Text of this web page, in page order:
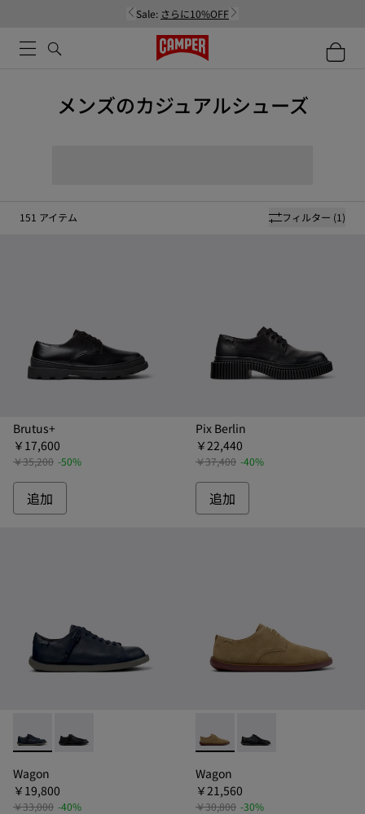
Sale: さらに10%OFF
メンズのカジュアルシューズ
フィルター (1)
151 アイテム
Brutus+
￥17,600
￥35,200 -50%
追加
Pix Berlin
￥22,440
￥37,400 -40%
追加
Wagon - K101101-003 - ワゴン ドレスシューズ メンズ
Wagon - K101101-001
Wagon
￥19,800
￥33,000 -40%
Wagon - K100669-033 - ワ
Wagon - K100669-
Wagon
￥21,560
￥30,800 -30%